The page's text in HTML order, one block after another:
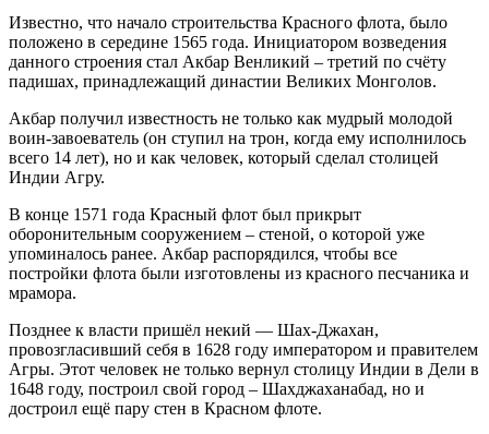
Известно, что начало строительства Красного флота, было
положено в середине 1565 года. Инициатором возведения
данного строения стал Акбар Венликий – третий по счёту
падишах, принадлежащий династии Великих Монголов.
Акбар получил известность не только как мудрый молодой
воин-завоеватель (он ступил на трон, когда ему исполнилось
всего 14 лет), но и как человек, который сделал столицей
Индии Агру.
В конце 1571 года Красный флот был прикрыт
оборонительным сооружением – стеной, о которой уже
упоминалось ранее. Акбар распорядился, чтобы все
постройки флота были изготовлены из красного песчаника и
мрамора.
Позднее к власти пришёл некий — Шах-Джахан,
провозгласивший себя в 1628 году императором и правителем
Агры. Этот человек не только вернул столицу Индии в Дели в
1648 году, построил свой город – Шахджаханабад, но и
достроил ещё пару стен в Красном флоте.